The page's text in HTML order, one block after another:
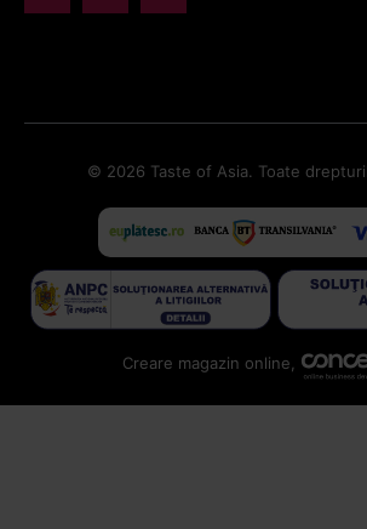
© 2026 Taste of Asia. Toate
Creare magazin online,